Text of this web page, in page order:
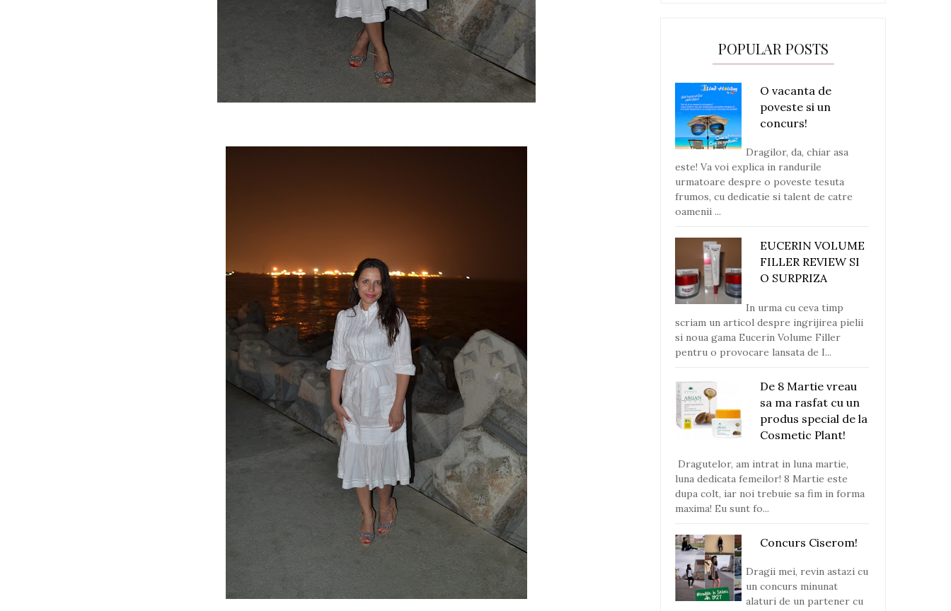
POPULAR POSTS
O vacanta de
poveste si un
concurs!
Dragilor, da, chiar asa
este! Va voi explica in randurile
urmatoare despre o poveste tesuta
frumos, cu dedicatie si talent de catre
oamenii ...
EUCERIN VOLUME
FILLER REVIEW SI
O SURPRIZA
In urma cu ceva timp
scriam un articol despre ingrijirea pielii
si noua gama Eucerin Volume Filler
pentru o provocare lansata de I...
De 8 Martie vreau
sa ma rasfat cu un
produs special de la
Cosmetic Plant!
Dragutelor, am intrat in luna martie,
luna dedicata femeilor! 8 Martie este
dupa colt, iar noi trebuie sa fim in forma
maxima! Eu sunt fo...
Concurs Ciserom!
Dragii mei, revin astazi cu
un concurs minunat
alaturi de un partener cu